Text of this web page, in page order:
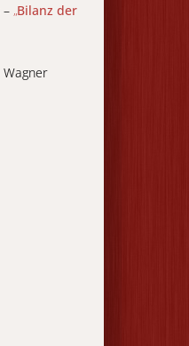
– „Bilanz der
Wagner